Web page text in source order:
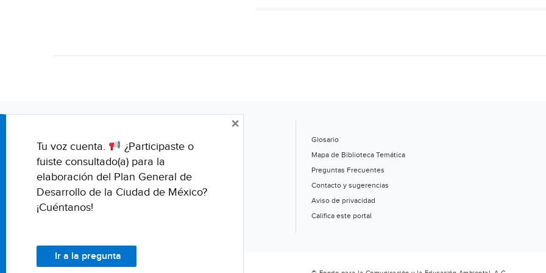
Glosario
Mapa de Biblioteca Temática
Preguntas Frecuentes
Contacto y sugerencias
Aviso de privacidad
Califica este portal
Tu voz cuenta.
¿Participaste o
fuiste consultado(a) para la
elaboración del Plan General de
Desarrollo de la Ciudad de México?
¡Cuéntanos!
Ir a la pregunta
×